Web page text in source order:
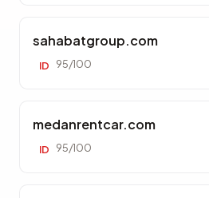
sahabatgroup.com
ID 95/100
medanrentcar.com
ID 95/100